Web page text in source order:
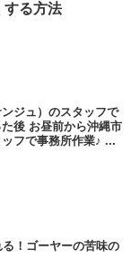
する方法
ジュ）のスタッフで
後 お昼前から沖縄市
フで事務所作業♪ ...
！ゴーヤーの苦味の